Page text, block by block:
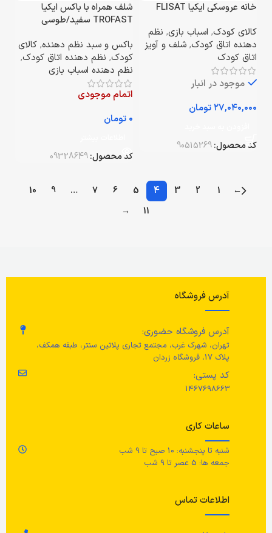
خانه عروسکی ایکیا FLISAT
کالای کودک, اسباب بازی, نظم
دهنده اتاق کودک, شلف و آویز
اتاق کودک
موجود در انبار
تومان
کد محصول:90515269
شلف همراه با باکس ایکیا
TROFAST سفید/طوسی
باکس و سبد نظم دهنده, کالای
کودک, نظم دهنده اتاق کودک,
نظم دهنده اسباب بازی
اتمام موجودی
تومان
کد محصول:09328649
←
1
2
3
4
5
6
7
…
9
10
11
→
آدرس فروشگاه
آدرس فروشگاه حضوری:
تهران، شهرک غرب، مجتمع تجاری پلاتین سنتر، طبقه همکف،
پلاک 17، فروشگاه زردان
کد پستی:
1467698663
ساعات کاری
شنبه تا پنجشنبه: 10 صبح تا 9 شب
جمعه ها: 5 عصر تا 9 شب
اطلاعات تماس